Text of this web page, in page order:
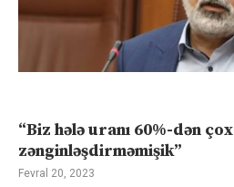
“Biz hələ uranı 60%-dən çox
zənginləşdirməmişik”
Fevral 20, 2023